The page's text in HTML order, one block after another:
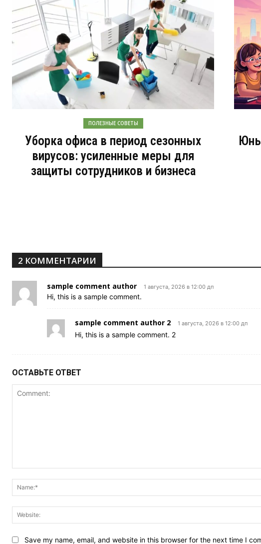
ПОЛЕЗНЫЕ СОВЕТЫ
Уборка офиса в период сезонных
вирусов: усиленные меры для
защиты сотрудников и бизнеса
2 КОММЕНТАРИИ
sample comment author 1 августа, 2026 в 12:00 дп
Hi, this is a sample comment.
sample comment author 2 1 августа, 2026 в 12:00 дп
Hi, this is a sample comment. 2
ОСТАВЬТЕ ОТВЕТ
Save my name, email, and website in this browser for the next time I